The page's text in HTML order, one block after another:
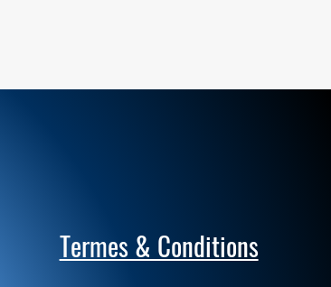
Termes & Conditions